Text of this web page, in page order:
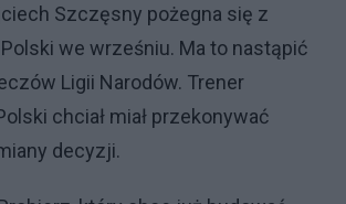
Szczęsny pożegna się z
we wrześniu. Ma to nastąpić
Ligii Narodów. Trener
chciał miał przekonywać
decyzji.